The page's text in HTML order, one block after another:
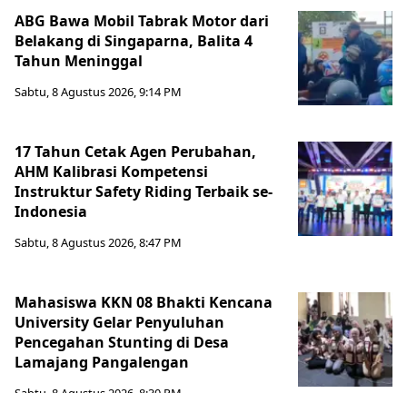
ABG Bawa Mobil Tabrak Motor dari
Belakang di Singaparna, Balita 4
Tahun Meninggal
Sabtu, 8 Agustus 2026, 9:14 PM
17 Tahun Cetak Agen Perubahan,
AHM Kalibrasi Kompetensi
Instruktur Safety Riding Terbaik se-
Indonesia
Sabtu, 8 Agustus 2026, 8:47 PM
Mahasiswa KKN 08 Bhakti Kencana
University Gelar Penyuluhan
Pencegahan Stunting di Desa
Lamajang Pangalengan